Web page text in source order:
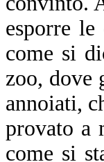
esporre
come si
zoo, dove
annoiati,
provato a
come si